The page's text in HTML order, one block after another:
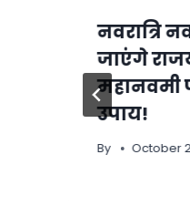
नवरात्रि
जाएंगे
महानवमी
उपाय!
By October